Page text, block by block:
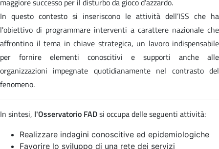
In questo contesto si inseriscono le attività dell’ISS che ha
l'obiettivo di programmare interventi a carattere nazionale che
affrontino il tema in chiave strategica, un lavoro indispensabile
per fornire elementi conoscitivi e supporti anche alle
organizzazioni impegnate quotidianamente nel contrasto del
fenomeno.
In sintesi, l'Osservatorio FADsi occupa delle seguenti attività:
Realizzare indagini conoscitive ed epidemiologiche
Favorire lo sviluppo di una rete dei servizi